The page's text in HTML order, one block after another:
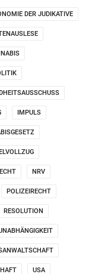
DER JUDIKATIVE
IMPULS
NRV
POLIZEIRECHT
RESOLUTION
USA